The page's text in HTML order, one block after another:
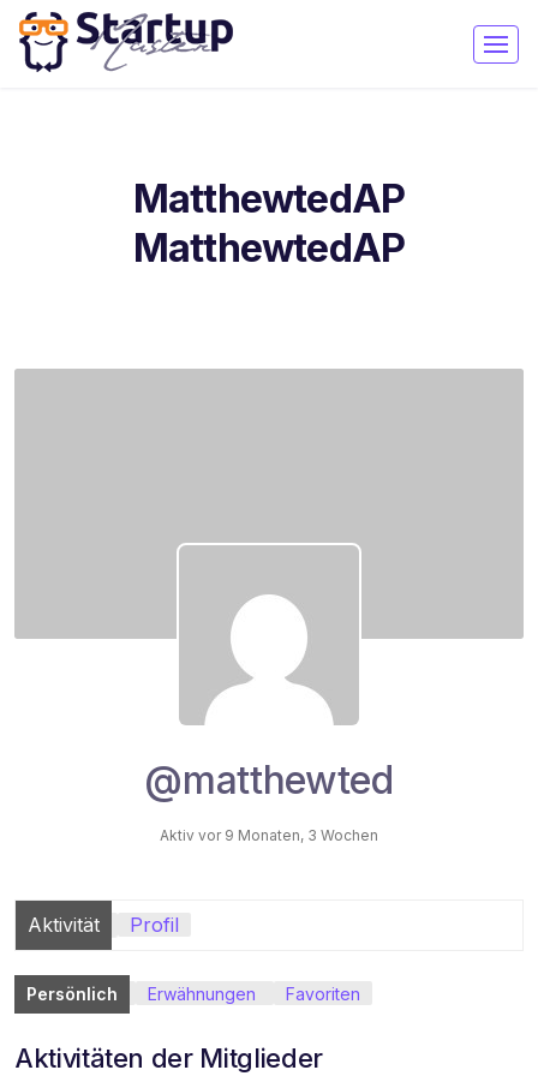
MatthewtedAP
MatthewtedAP
@matthewted
Aktiv vor 9 Monaten, 3 Wochen
Aktivität Profil
Persönlich Erwähnungen Favoriten
Aktivitäten der Mitglieder